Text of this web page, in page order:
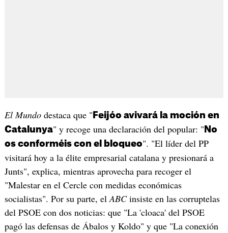
El Mundodestaca que " Feijóo avivará la moción en
Catalunya" y recoge una declaración del popular: " No
os conforméis con el bloqueo". "El líder del PP
visitará hoy a la élite empresarial catalana y presionará a
Junts", explica, mientras aprovecha para recoger el
"Malestar en el Cercle con medidas económicas
socialistas". Por su parte, elABCinsiste en las corruptelas
del PSOE con dos noticias: que "La 'cloaca' del PSOE
pagó las defensas de Ábalos y Koldo" y que "La conexión